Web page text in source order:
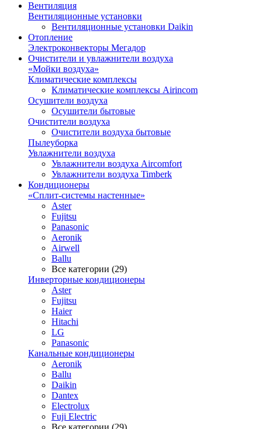
Вентиляция
Вентиляционные установки
Вентиляционные установки Daikin
Отопление
Электроконвекторы Мегадор
Очистители и увлажнители воздуха
«Мойки воздуха»
Климатические комплексы
Климатические комплексы Airincom
Осушители воздуха
Осушители бытовые
Очистители воздуха
Очистители воздуха бытовые
Пылеуборка
Увлажнители воздуха
Увлажнители воздуха Aircomfort
Увлажнители воздуха Timberk
Кондиционеры
«Сплит-системы настенные»
Aster
Fujitsu
Panasonic
Aeronik
Airwell
Ballu
Все категории (29)
Инверторные кондиционеры
Aster
Fujitsu
Haier
Hitachi
LG
Panasonic
Канальные кондиционеры
Aeronik
Ballu
Daikin
Dantex
Electrolux
Fuji Electric
Все категории (29)